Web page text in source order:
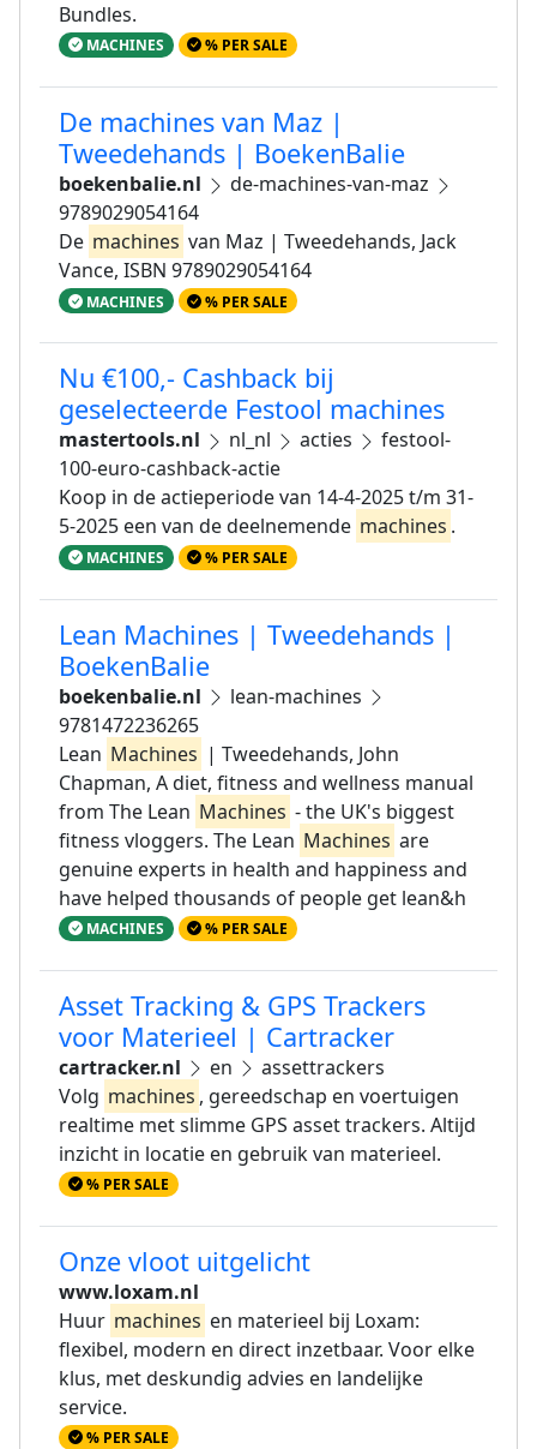
Bundles.
MACHINES % PER SALE
De machines van Maz |
Tweedehands | BoekenBalie
boekenbalie.nl
de-machines-van-maz
9789029054164
De machines van Maz | Tweedehands, Jack
Vance, ISBN 9789029054164
MACHINES % PER SALE
Nu €100,- Cashback bij
geselecteerde Festool machines
mastertools.nl nl_nl acties
festool-
100-euro-cashback-actie
Koop in de actieperiode van 14-4-2025 t/m 31-
5-2025 een van de deelnemende machines .
MACHINES % PER SALE
Lean Machines | Tweedehands |
BoekenBalie
boekenbalie.nl
lean-machines
9781472236265
Lean Machines | Tweedehands, John
Chapman, A diet, fitness and wellness manual
from The Lean Machines - the UK's biggest
fitness vloggers. The Lean Machines are
genuine experts in health and happiness and
have helped thousands of people get lean&h
MACHINES % PER SALE
Asset Tracking & GPS Trackers
voor Materieel | Cartracker
cartracker.nl en
assettrackers
Volg machines , gereedschap en voertuigen
realtime met slimme GPS asset trackers. Altijd
inzicht in locatie en gebruik van materieel.
% PER SALE
Onze vloot uitgelicht
www.loxam.nl
Huur machines en materieel bij Loxam:
flexibel, modern en direct inzetbaar. Voor elke
klus, met deskundig advies en landelijke
service.
% PER SALE